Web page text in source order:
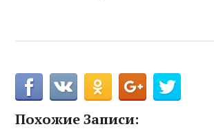
Похожие Записи: